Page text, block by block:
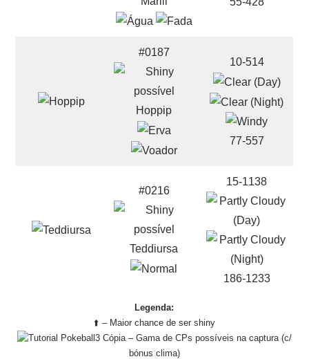
#0187
Hoppip
10-514
77-557
#0216
Teddiursa
15-1138
186-1233
Legenda:
⬆️ – Maior chance de ser shiny
– Gama de CPs possíveis na captura (c/
bónus clima)